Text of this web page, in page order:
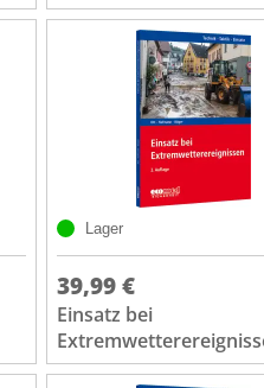
Lager
39,99 €
Einsatz bei